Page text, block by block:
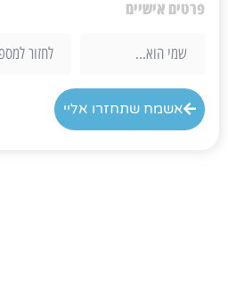
פרטים אישיים
אשמח שתחזרו אליי